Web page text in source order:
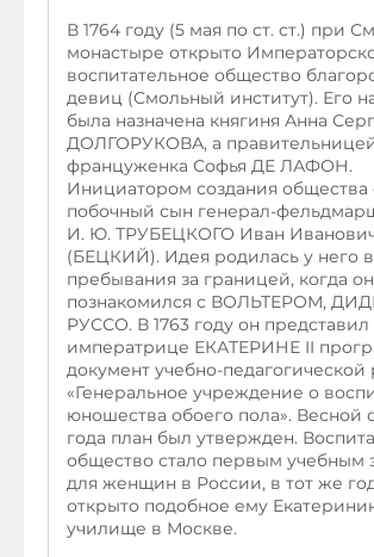
В 1764 году (5 мая по ст. ст.) при
монастыре открыто
воспитательное общество
девиц (Смольный институт). Его
была назначена княгиня Анна
ДОЛГОРУКОВА, а
француженка Софья ДЕ ЛАФОН.
Инициатором создания общества
побочный сын генерал-
И. Ю. ТРУБЕЦКОГО Иван
(БЕЦКИЙ). Идея родилась у него
пребывания за границей, когда он
познакомился с ВОЛЬТЕРОМ,
РУССО. В 1763 году он представил
императрице ЕКАТЕРИНЕ II
документ учебно-
«Генеральное учреждение о
юношества обоего пола». Весной
года план был утвержден.
общество стало первым учебным
для женщин в России, в тот же
открыто подобное ему
училище в Москве.